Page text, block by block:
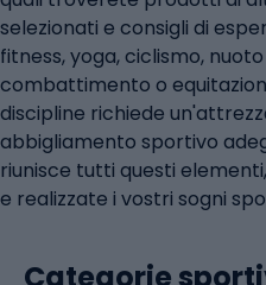
selezionati e consigli di
fitness, yoga, ciclismo,
combattimento o
discipline richiede
abbigliamento sportivo
riunisce tutti questi
e realizzate i vostri sogni
Categorie